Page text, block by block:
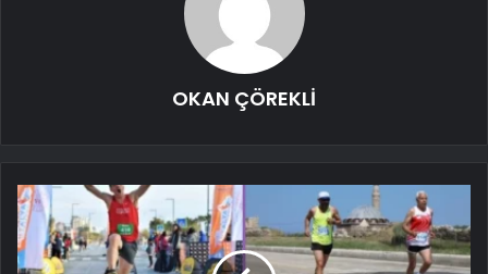
OKAN ÇÖREKLİ